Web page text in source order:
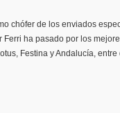
chófer de los enviados
Ferri ha pasado por los
Festina y Andalucía, entre